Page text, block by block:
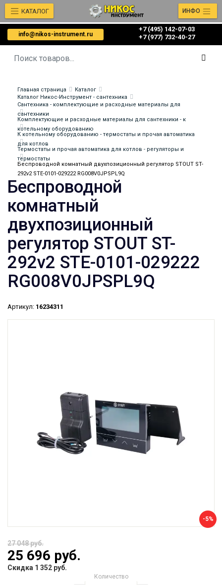
info@nikos-instrument.ru
+7 (495) 142-07-03
‎‎+7 (977) 732-40-27
КАТАЛОГ ИНФО
Главная страница
Каталог
Каталог Никос-Инструмент - сантехника
Сантехника - комплектующие и расходные материалы для
сантехники
Комплектующие и расходные материалы для сантехники - к
котельному оборудованию
К котельному оборудованию - термостаты и прочая автоматика
для котлов
Термостаты и прочая автоматика для котлов - регуляторы и
термостаты
Беспроводной комнатный двухпозиционный регулятор STOUT ST-
292v2 STE-0101-029222 RG008V0JPSPL9Q
Беспроводной
комнатный
двухпозиционный
регулятор STOUT ST-
292v2 STE-0101-029222
RG008V0JPSPL9Q
Артикул: 16234311
-5%
27 048 руб.
25 696 руб.
Скидка 1 352 руб.
Количество